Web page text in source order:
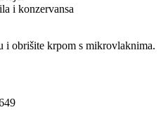
i konzervansa
i obrišite krpom s mikrovlaknima.